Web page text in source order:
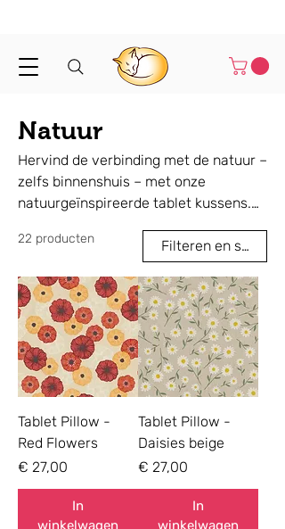
Natuur
Hervind de verbinding met de natuur –
zelfs binnenshuis – met onze
natuurgeïnspireerde tablet kussens.
berglandschappen en aardse tinten,
elk kussen brengt een kalme, gezellige
sfeer in je ruimte. Handgemaakt,
lichtgewicht en ergonomisch
ontworpen, perfect voor lezen,
ontspannen of browsen. Een
doordacht cadeau voor
natuurliefhebbers, wandelaars of
iedereen die rust vindt in de natuur.
22 producten Filteren en sorteren
Tablet Pillow -
Red Flowers
Prijs
€ 27,00
In
winkelwagen
Tablet Pillow -
Daisies beige
Prijs
€ 27,00
In
winkelwagen